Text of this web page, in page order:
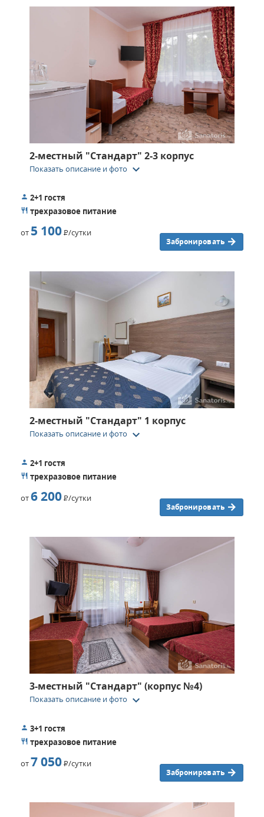
2-местный "Стандарт" 2-3 корпуc
Показать описание и фото keyboard_arrow_down
2+1 гостя
трехразовое питание
от 5 100Р/сутки
Забронировать
2-местный "Стандарт" 1 корпус
Показать описание и фото keyboard_arrow_down
2+1 гостя
трехразовое питание
от6 200Р/сутки
Забронировать
3-местный "Стандарт" (корпус №4)
Показать описание и фото keyboard_arrow_down
3+1 гостя
трехразовое питание
от7 050Р/сутки
Забронировать